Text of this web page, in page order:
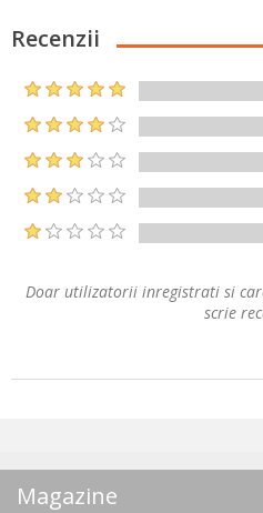
Recenzii
Doar utilizatorii inregistrati si
scrie
Magazine